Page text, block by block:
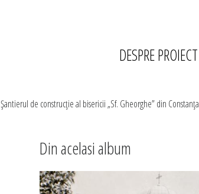
DESPRE PROIECT
Şantierul de construcţie al bisericii „Sf. Gheorghe” din Constanţa
Din acelasi album